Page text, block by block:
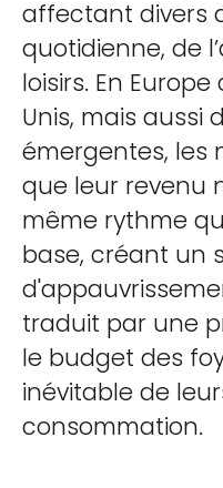
affectant divers
quotidienne, de
loisirs. En
Unis, mais aussi
émergentes, les
que leur revenu
même rythme
base, créant un
traduit par une
le budget des
inévitable de
consommation.